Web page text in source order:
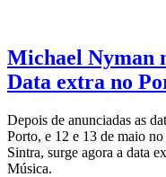
Michael Nyman
Data extra no
Depois de anunciadas as
Porto, e 12 e 13 de maio
Sintra, surge agora a data
Música.